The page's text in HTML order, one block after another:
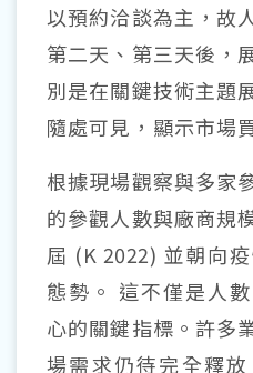
以預約洽談為主，故
第二天、第三天後，
別是在關鍵技術主題
隨處可見，顯示市場
根據現場觀察與多家
的參觀人數與廠商規
屆 (K 2022) 並朝向
態勢。 這不僅是人
心的關鍵指標。許多
場需求仍待完全釋